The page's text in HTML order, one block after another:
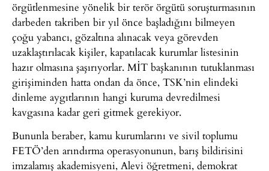
örgütlenmesine yönelik bir terör örgütü soruşturmasının
darbeden takriben bir yıl önce başladığını bilmeyen
çoğu yabancı, gözaltına alınacak veya görevden
uzaklaştırılacak kişiler, kapatılacak kurumlar listesinin
hazır olmasına şaşırıyorlar. MİT başkanının tutuklanması
girişiminden hatta ondan da önce, TSK’nin elindeki
dinleme aygıtlarının hangi kuruma devredilmesi
kavgasına kadar geri gitmek gerekiyor.
Bununla beraber, kamu kurumlarını ve sivil toplumu
FETÖ’den arındırma operasyonunun, barış bildirisini
imzalamış akademisyeni, Alevi öğretmeni, demokrat